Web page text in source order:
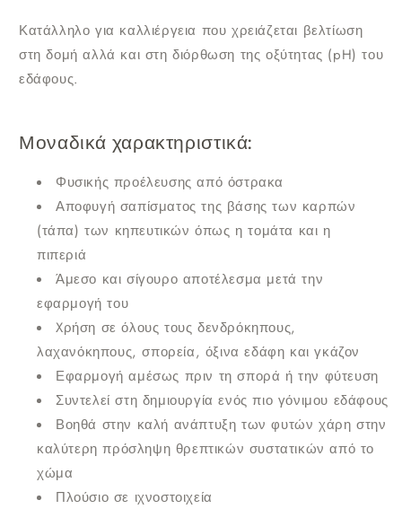
Κατάλληλο για καλλιέργεια που χρειάζεται βελτίωση
στη δομή αλλά και στη διόρθωση της οξύτητας (pH) του
εδάφους.
Μοναδικά χαρακτηριστικά:
Φυσικής προέλευσης από όστρακα
Αποφυγή σαπίσματος της βάσης των καρπών
(τάπα) των κηπευτικών όπως η τομάτα και η
πιπεριά
Άμεσο και σίγουρο αποτέλεσμα μετά την
εφαρμογή του
Xρήση σε όλους τους δενδρόκηπους,
λαχανόκηπους, σπορεία, όξινα εδάφη και γκάζον
Εφαρμογή αμέσως πριν τη σπορά ή την φύτευση
Συντελεί στη δημιουργία ενός πιο γόνιμου εδάφους
Βοηθά στην καλή ανάπτυξη των φυτών χάρη στην
καλύτερη πρόσληψη θρεπτικών συστατικών από το
χώμα
Πλούσιο σε ιχνοστοιχεία